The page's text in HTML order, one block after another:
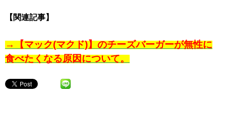
【関連記事】
→【マック(マクド)】のチーズバーガーが無性に
食べたくなる原因について。